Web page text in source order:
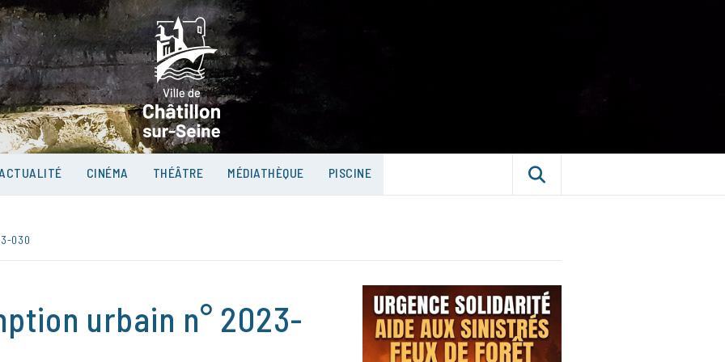
VILLE DE CHÂTILLON-
SUR-SEINE
CINÉMA THÉÂTRE MÉDIATHÈQUE PISCINE
030
urbain n° 2023-